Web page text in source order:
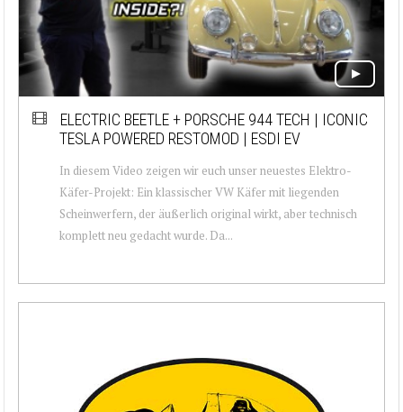
ELECTRIC BEETLE + PORSCHE 944 TECH | ICONIC
TESLA POWERED RESTOMOD | ESDI EV
In diesem Video zeigen wir euch unser neuestes Elektro-
Käfer-Projekt: Ein klassischer VW Käfer mit liegenden
Scheinwerfern, der äußerlich original wirkt, aber technisch
komplett neu gedacht wurde. Da...